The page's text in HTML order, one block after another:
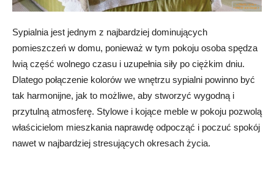
Sypialnia jest jednym z najbardziej dominujących
pomieszczeń w domu, ponieważ w tym pokoju osoba spędza
lwią część wolnego czasu i uzupełnia siły po ciężkim dniu.
Dlatego połączenie kolorów we wnętrzu sypialni powinno być
tak harmonijne, jak to możliwe, aby stworzyć wygodną i
przytulną atmosferę. Stylowe i kojące meble w pokoju pozwolą
właścicielom mieszkania naprawdę odpocząć i poczuć spokój
nawet w najbardziej stresujących okresach życia.